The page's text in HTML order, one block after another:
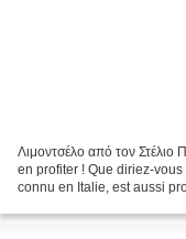
Λιμοντσέλο από τον
en profiter ! Que diriez-
connu en Italie, est aussi